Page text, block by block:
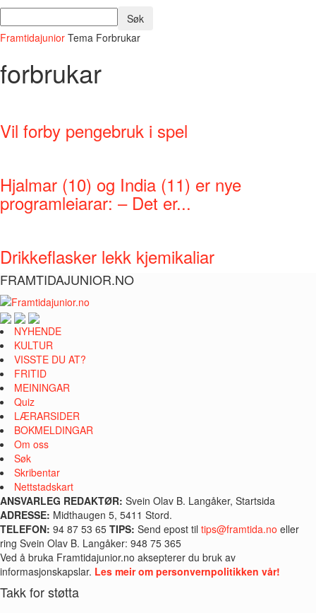
Framtidajunior Tema Forbrukar
forbrukar
Vil forby pengebruk i spel
Hjalmar (10) og India (11) er nye
programleiarar: – Det er...
Drikkeflasker lekk kjemikaliar
FRAMTIDAJUNIOR.NO
NYHENDE
KULTUR
VISSTE DU AT?
FRITID
MEININGAR
Quiz
LÆRARSIDER
BOKMELDINGAR
Om oss
Søk
Skribentar
Nettstadskart
ANSVARLEG REDAKTØR: Svein Olav B. Langåker, Startsida
ADRESSE: Midthaugen 5, 5411 Stord.
TELEFON: 94 87 53 65 TIPS: Send epost til tips@framtida.no eller
ring Svein Olav B. Langåker: 948 75 365
Ved å bruka Framtidajunior.no aksepterer du bruk av
informasjonskapslar. Les meir om personvernpolitikken vår!
Takk for støtta